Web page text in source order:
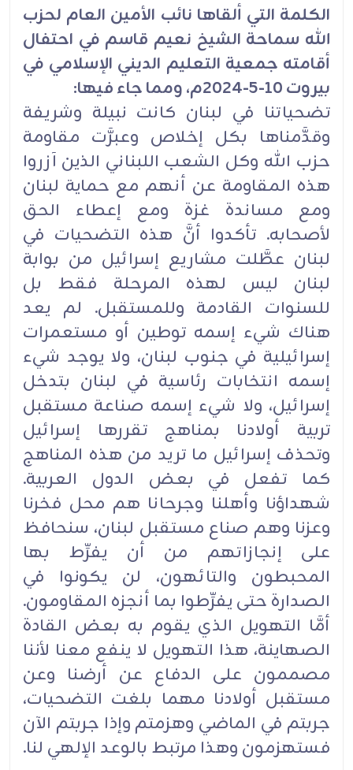
الكلمة التي ألقاها نائب الأمين العام لحزب
الله سماحة الشيخ نعيم قاسم في احتفال
أقامته جمعية التعليم الديني الإسلامي في
بيروت 10-5-2024م، ومما جاء فيها:
تضحياتنا في لبنان كانت نبيلة وشريفة
وقدَّمناها بكل إخلاص وعبرَّت مقاومة
حزب الله وكل الشعب اللبناني الذين آزروا
هذه المقاومة عن أنهم مع حماية لبنان
ومع مساندة غزة ومع إعطاء الحق
لأصحابه. تأكدوا أنَّ هذه التضحيات في
لبنان عطَّلت مشاريع إسرائيل من بوابة
لبنان ليس لهذه المرحلة فقط بل
للسنوات القادمة وللمستقبل. لم يعد
هناك شيء إسمه توطين أو مستعمرات
إسرائيلية في جنوب لبنان، ولا يوجد شيء
إسمه انتخابات رئاسية في لبنان بتدخل
إسرائيل، ولا شيء إسمه صناعة مستقبل
تربية أولادنا بمناهج تقررها إسرائيل
وتحذف إسرائيل ما تريد من هذه المناهج
كما تفعل في بعض الدول العربية.
شهداؤنا وأهلنا وجرحانا هم محل فخرنا
وعزنا وهم صناع مستقبل لبنان، سنحافظ
على إنجازاتهم من أن يفرِّط بها
المحبطون والتائهون، لن يكونوا في
الصدارة حتى يفرِّطوا بما أنجزه المقاومون.
أمَّا التهويل الذي يقوم به بعض القادة
الصهاينة، هذا التهويل لا ينفع معنا لأننا
مصممون على الدفاع عن أرضنا وعن
مستقبل أولادنا مهما بلغت التضحيات،
جربتم في الماضي وهزمتم وإذا جربتم الآن
فستهزمون وهذا مرتبط بالوعد الإلهي لنا.